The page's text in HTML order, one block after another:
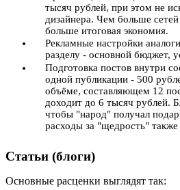
тысяч рублей, при этом не
дизайнера. Чем больше
больше итоговая экономия.
Рекламные настройки
разделу - основной бюджет,
Подготовка постов внутри
одной публикации - 500
объёме, составляющем 12
доходит до 6 тысяч рублей.
чтобы "народ" получал
расходы за "щедрость"
Статьи (блоги)
Основные расценки выглядят так: